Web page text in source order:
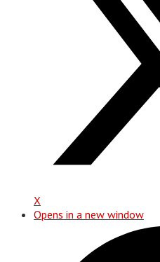
X
Opens in a new window